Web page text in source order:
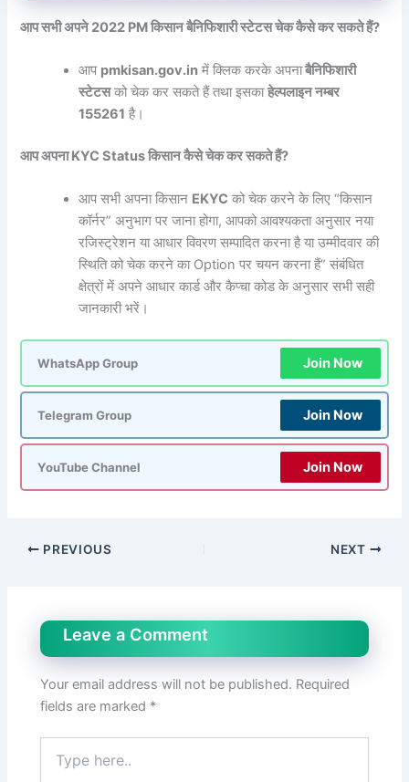
आप सभी अपने 2022 PM किसान बैनिफिशारी स्टेटस चेक कैसे कर सकते हैं?
आप pmkisan.gov.in में क्लिक करके अपनाबैनिफिशारी
स्टेटसको चेक कर सकते हैं तथा इसकाहेल्पलाइन नम्बर
155261 है।
आप अपना KYC Status किसान कैसे चेक कर सकते हैं?
आप सभी अपना किसान EKYC को चेक करने के लिए “किसान
कॉर्नर” अनुभाग पर जाना होगा, आपको आवश्यकता अनुसार नया
रजिस्ट्रेशन या आधार विवरण सम्पादित करना है या उम्मीदवार की
स्थिति को चेक करने का Option पर चयन करना हैं” संबंधित
क्षेत्रों में अपने आधार कार्ड और कैप्चा कोड के अनुसार सभी सही
जानकारी भरें।
WhatsApp Group Join Now
Telegram Group Join Now
YouTube Channel Join Now
PREVIOUS NEXT
Leave a Comment
Your email address will not be published. Required
fields are marked *
here..